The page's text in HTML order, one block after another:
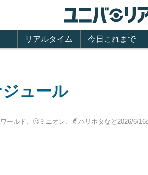
リアルタイム 今日これまで
ュール
ールド、🙄ミニオン、🧙ハリポタなど2026/6/